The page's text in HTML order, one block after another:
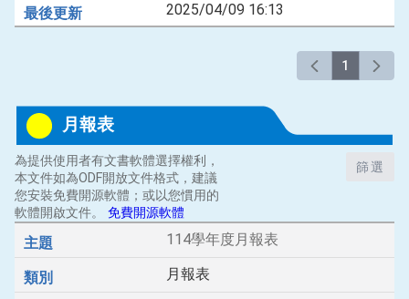
2025/04/09 16:13
1
月報表
為提供使用者有文書軟體選擇權利，
本文件如為ODF開放文件格式，建議
您安裝免費開源軟體；或以您慣用的
軟體開啟文件。 免費開源軟體
篩選
114學年度月報表
月報表